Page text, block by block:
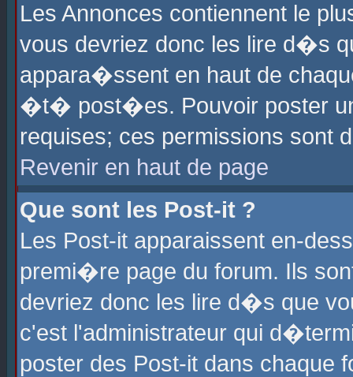
Les Annonces contiennent le
vous devriez donc les lire d�s
appara�ssent en haut de
�t� post�es. Pouvoir poster
requises; ces permissions sont
Revenir en haut de page
Que sont les Post-it ?
Les Post-it apparaissent en-
premi�re page du forum. Ils
devriez donc les lire d�s que
c'est l'administrateur qui
poster des Post-it dans chaque